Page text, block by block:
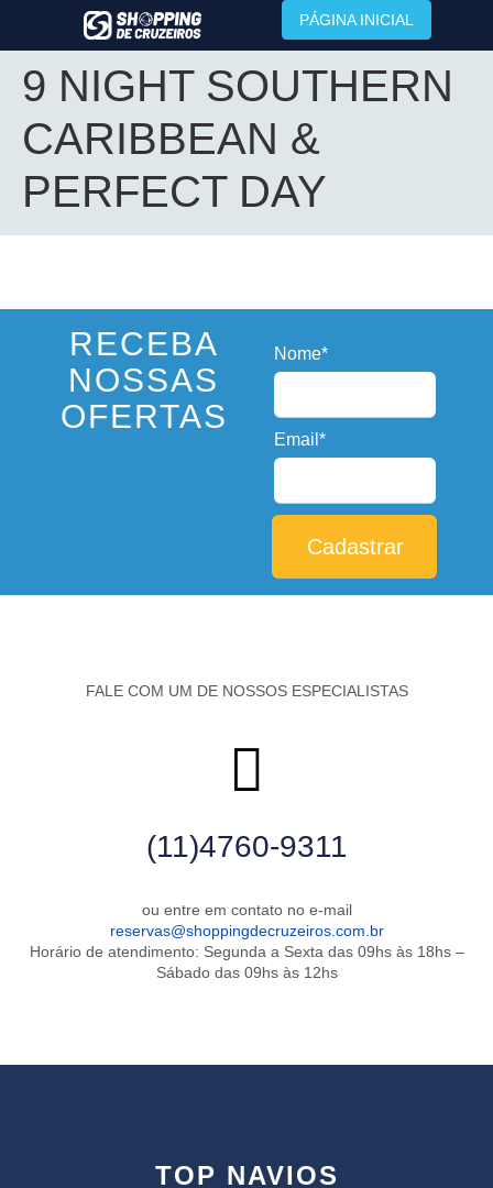
PÁGINA INICIAL
9 NIGHT SOUTHERN
CARIBBEAN &
PERFECT DAY
RECEBA
NOSSAS
OFERTAS
Nome*
Email*
Cadastrar
FALE COM UM DE NOSSOS ESPECIALISTAS
(11)4760-9311
ou entre em contato no e-mail
reservas@shoppingdecruzeiros.com.br
Horário de atendimento: Segunda a Sexta das 09hs às 18hs –
Sábado das 09hs às 12hs
TOP NAVIOS